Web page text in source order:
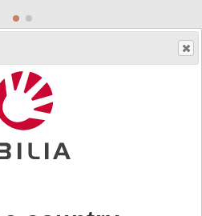
får du ett hjälpmedel
och anslutning till
Utanpåliggande montage.